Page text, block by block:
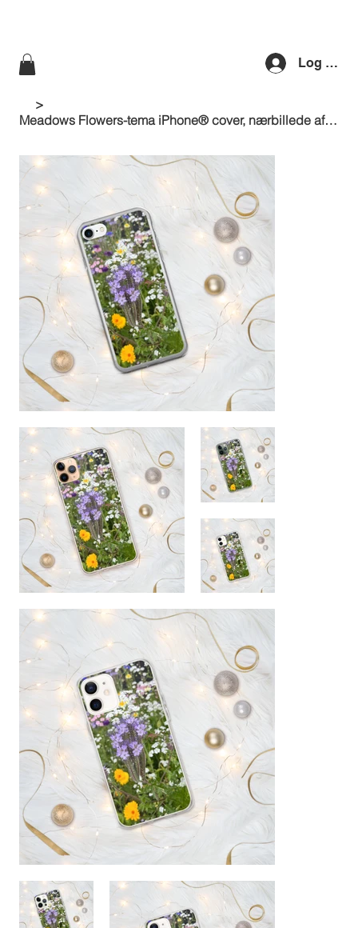
Log ind
>
Meadows Flowers-tema iPhone® cover, nærbillede af lyst og farverigt billede